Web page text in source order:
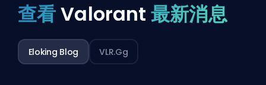
查看Valorant 最新消息
Eloking Blog VLR.gg